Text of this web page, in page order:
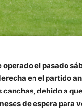
operado el pasado
en el partido
canchas, debido a
de espera para